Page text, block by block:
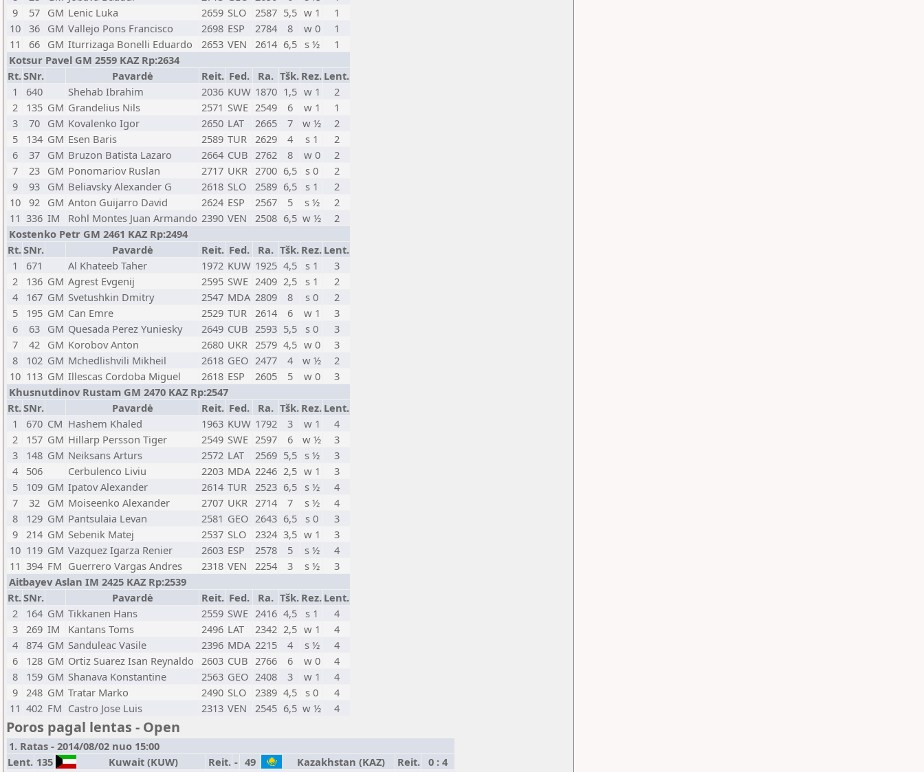
9
57 GM Lenic Luka 2659 SLO 2587 5,5 w 1
1
10
36 GM Vallejo Pons Francisco 2698 ESP 2784 8 w 0
1
11
66 GM Iturrizaga Bonelli Eduardo 2653 VEN 2614 6,5 s ½
1
Kotsur Pavel GM 2559 KAZ Rp:2634
Rt.SNr. Pavardė Reit. Fed. Ra. Tšk. Rez. Lent.
1
640 Shehab Ibrahim 2036 KUW 1870 1,5 w 1
2
2
135 GM Grandelius Nils 2571 SWE 2549 6 w 1
1
3
70 GM Kovalenko Igor 2650 LAT 2665 7 w ½
2
5
134 GM Esen Baris 2589 TUR 2629 4 s 1
2
6
37 GM Bruzon Batista Lazaro 2664 CUB 2762 8 w 0
2
7
23 GM Ponomariov Ruslan 2717 UKR 2700 6,5 s 0
2
9
93 GM Beliavsky Alexander G 2618 SLO 2589 6,5 s 1
2
10
92 GM Anton Guijarro David 2624 ESP 2567 5 s ½
2
11 336 IM Rohl Montes Juan Armando 2390 VEN 2508 6,5 w ½
2
Kostenko Petr GM 2461 KAZ Rp:2494
Rt.SNr. Pavardė Reit. Fed. Ra. Tšk. Rez. Lent.
1
671 Al Khateeb Taher 1972 KUW 1925 4,5 s 1
3
2
136 GM Agrest Evgenij 2595 SWE 2409 2,5 s 1
2
4
167 GM Svetushkin Dmitry 2547 MDA 2809 8 s 0
2
5
195 GM Can Emre 2529 TUR 2614 6 w 1
3
6
63 GM Quesada Perez Yuniesky 2649 CUB 2593 5,5 s 0
3
7
42 GM Korobov Anton 2680 UKR 2579 4,5 w 0
3
8
102 GM Mchedlishvili Mikheil 2618 GEO 2477 4 w ½
2
10 113 GM Illescas Cordoba Miguel 2618 ESP 2605 5 w 0
3
Khusnutdinov Rustam GM 2470 KAZ Rp:2547
Rt.SNr. Pavardė Reit. Fed. Ra. Tšk. Rez. Lent.
1
670 CM Hashem Khaled 1963 KUW 1792 3 w 1
4
2
157 GM Hillarp Persson Tiger 2549 SWE 2597 6 w ½
3
3
148 GM Neiksans Arturs 2572 LAT 2569 5,5 s ½
3
4
506 Cerbulenco Liviu 2203 MDA 2246 2,5 w 1
3
5
109 GM Ipatov Alexander 2614 TUR 2523 6,5 s ½
4
7
32 GM Moiseenko Alexander 2707 UKR 2714 7 s ½
4
8
129 GM Pantsulaia Levan 2581 GEO 2643 6,5 s 0
3
9
214 GM Sebenik Matej 2537 SLO 2324 3,5 w 1
3
10 119 GM Vazquez Igarza Renier 2603 ESP 2578 5 s ½
4
11 394 FM Guerrero Vargas Andres 2318 VEN 2254 3 s ½
3
Aitbayev Aslan IM 2425 KAZ Rp:2539
Rt.SNr. Pavardė Reit. Fed. Ra. Tšk. Rez. Lent.
2
164 GM Tikkanen Hans 2559 SWE 2416 4,5 s 1
4
3
269 IM Kantans Toms 2496 LAT 2342 2,5 w 1
4
4
874 GM Sanduleac Vasile 2396 MDA 2215 4 s ½
4
6
128 GM Ortiz Suarez Isan Reynaldo 2603 CUB 2766 6 w 0
4
8
159 GM Shanava Konstantine 2563 GEO 2408 3 w 1
4
9
248 GM Tratar Marko 2490 SLO 2389 4,5 s 0
4
11 402 FM Castro Jose Luis 2313 VEN 2545 6,5 w ½ 4
Poros pagal lentas - Open
1. Ratas - 2014/08/02 nuo 15:00
Lent. 135 Kuwait (KUW) Reit. - 49 Kazakhstan (KAZ) Reit. 0 : 4